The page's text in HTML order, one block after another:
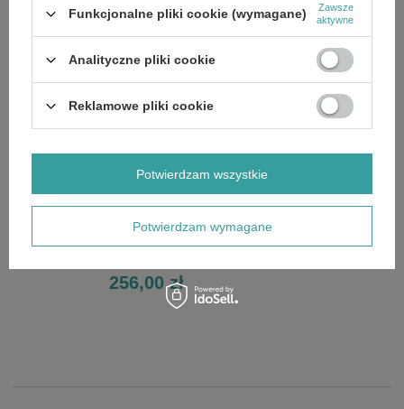
SZCZEGÓŁOWE DANE
OPINIE (0)
OSTATNIO OGLĄDANE
256,00 zł
Funkcjonalne pliki cookie (wymagane)
Zawsze
aktywne
Analityczne pliki cookie
Reklamowe pliki cookie
Potwierdzam wymagane
Potwierdzam wszystkie